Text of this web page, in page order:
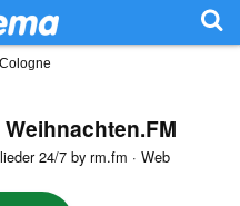
Cologne
24/7 by rm.fm · Web